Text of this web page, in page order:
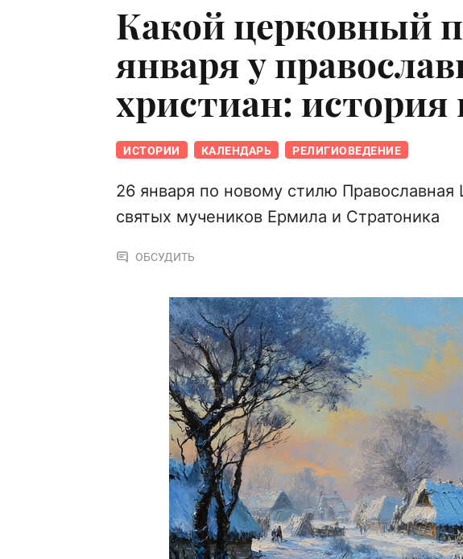
Какой церковный
января у
христиан:
ИСТОРИИ КАЛЕНДАРЬ РЕЛИГИОВЕДЕНИЕ
26 января по новому стилю
святых мучеников Ермила и Стратоника
ОБСУДИТЬ